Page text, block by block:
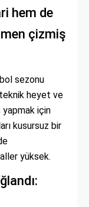
hem de
çizmiş
sezonu
heyet ve
için
kusursuz bir
yüksek.